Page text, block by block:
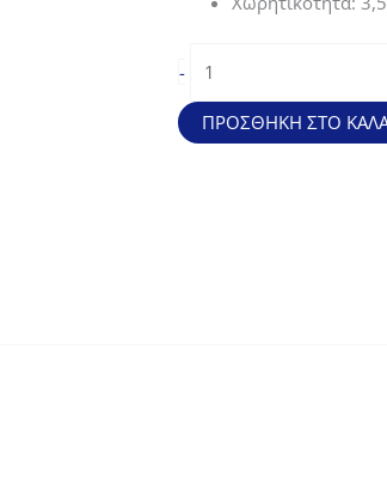
-
(3,5lt)
ποσότητα
ΠΡΟΣΘΉΚΗ ΣΤΟ